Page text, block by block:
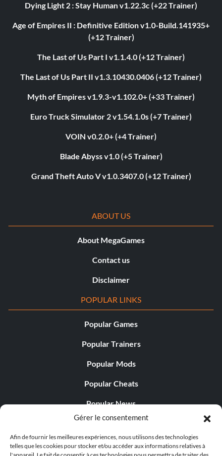
Gérer le consentement
Afin de fournir les meilleures expériences, nous utilisons des technologies
telles que les cookies pour stocker et/ou accéder aux informations relatives à
Dying Light 2 : Stay Human v1.22.3c (+22 Trainer)
Age of Empires II : Definitive Edition v1.0-Build.141935+
(+12 Trainer)
The Last of Us Part I v1.1.4.0 (+12 Trainer)
The Last of Us Part II v1.3.10430.0406 (+12 Trainer)
Myth of Empires v1.9.3-v1.102.0+ (+33 Trainer)
Euro Truck Simulator 2 v1.54.1.0s (+7 Trainer)
VOIN v0.2.0+ (+4 Trainer)
Blade Abyss v1.0 (+5 Trainer)
Grand Theft Auto V v1.0.3407.0 (+12 Trainer)
ABOUT US
About MegaGames
Contact us
Disclaimer
POPULAR LINKS
Popular Games
Popular Trainers
Popular Mods
Popular Cheats
Popular News
Popular Editorials
Popular Free Games